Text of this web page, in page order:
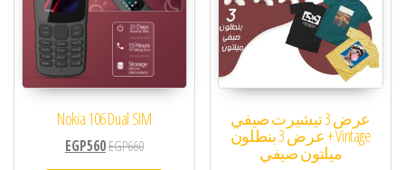
عرض 3 تيشيرت صيفي
Vintage + عرض 3 بنطلون
ميلتون صيفي
Nokia 106 Dual SIM
EGP660
EGP560